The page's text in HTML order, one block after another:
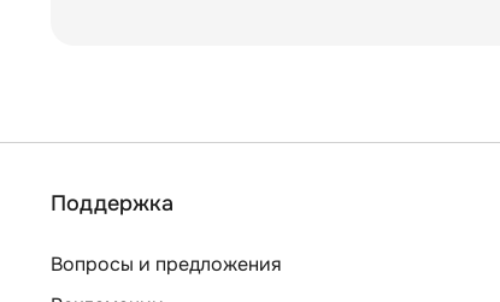
Поддержка
Вопросы и предложения